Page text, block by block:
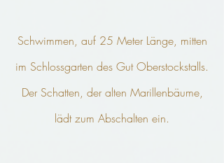
Schwimmen, auf 25 Meter Länge, mitten
im Schlossgarten des Gut Oberstockstalls.
Der Schatten, der alten Marillenbäume,
lädt zum Abschalten ein.